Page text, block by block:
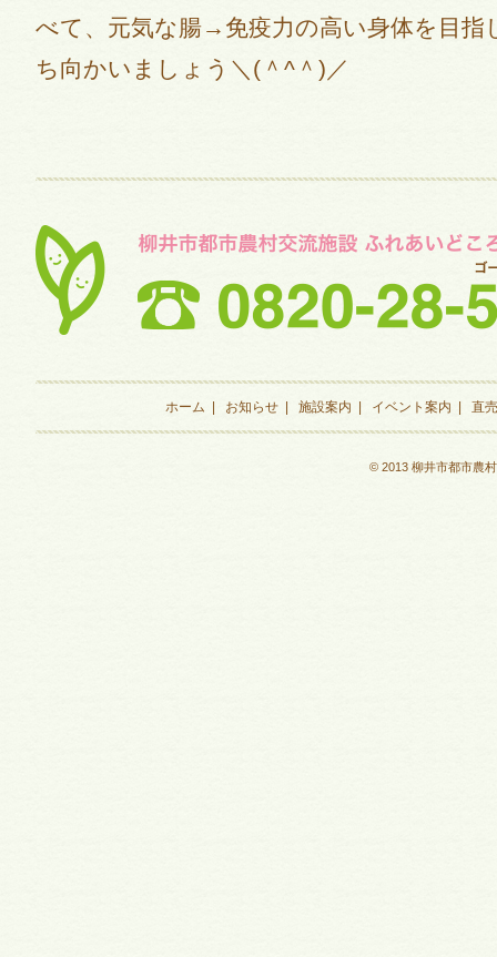
べて、元気な腸→免疫力の高い身体を目指
ち向かいましょう＼(＾^＾)／
ホーム お知らせ 施設案内 イベント案内 直
© 2013 柳井市都市農